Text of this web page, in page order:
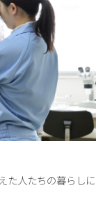
た人たちの暮らしに